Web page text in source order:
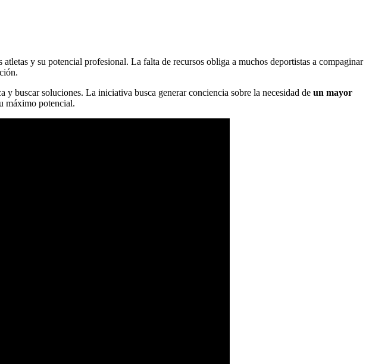
y su potencial profesional. La falta de recursos obliga a muchos deportistas a compaginar
y buscar soluciones. La iniciativa busca generar conciencia sobre la necesidad de un mayor
máximo potencial.